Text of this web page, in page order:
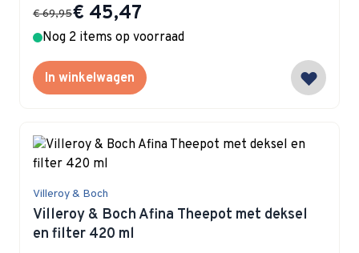
Special Price
€ 45,47
€ 69,95
Nog 2 items op voorraad
In winkelwagen
Villeroy & Boch
Villeroy & Boch Afina Theepot met deksel
en filter 420 ml